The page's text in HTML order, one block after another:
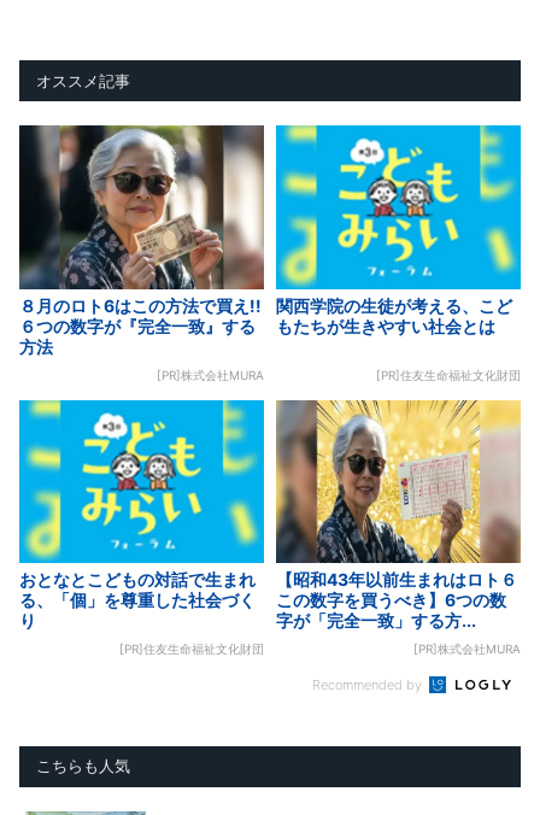
オススメ記事
８月のロト6はこの方法で買え!!
６つの数字が『完全一致』する
方法
[PR]株式会社MURA
関西学院の生徒が考える、こど
もたちが生きやすい社会とは
[PR]住友生命福祉文化財団
おとなとこどもの対話で生まれ
る、「個」を尊重した社会づく
り
[PR]住友生命福祉文化財団
【昭和43年以前生まれはロト６
この数字を買うべき】6つの数
字が「完全一致」する方...
[PR]株式会社MURA
Recommended by
こちらも人気